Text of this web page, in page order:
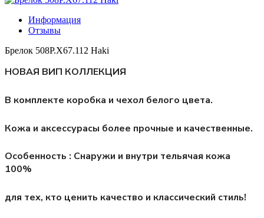
Информация
Отзывы
Брелок 508P.X67.112 Haki
НОВАЯ ВИП КОЛЛЕКЦИЯ
В комплекте коробка и чехол белого цвета.
Кожа и аксессурасы более прочные и качественные.
Особенность : Снаружи и внутри тельячая кожа
100%
для тех, кто ценить качество и классический стиль!